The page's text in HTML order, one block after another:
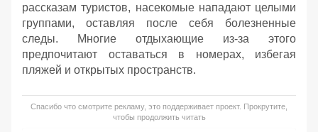
рассказам туристов, насекомые нападают целыми
группами, оставляя после себя болезненные
следы. Многие отдыхающие из-за этого
предпочитают оставаться в номерах, избегая
пляжей и открытых пространств.
Спасибо что смотрите рекламу, это поддерживает проект. Прокрутите,
чтобы продолжить читать